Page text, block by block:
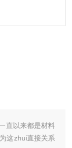
直以来都是材料
这zhui直接关系